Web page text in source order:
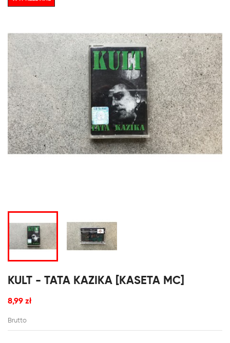
KULT - TATA KAZIKA [KASETA MC]
8,99 zł
Brutto